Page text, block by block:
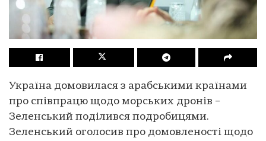
Україна домовилася з арабськими країнами
про співпрацю щодо морських дронів –
Зеленський поділився подробицями.
Зеленський оголосив про домовленості щодо